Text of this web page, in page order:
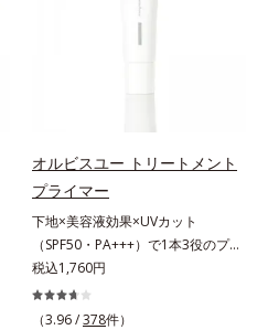
ア後にこれひとつでライトメイク効
出かけする時など、しっかりメイク
は負担に感じる日におすすめです。
オルビスユー トリートメント
プライマー
下地×美容液効果×UVカット
（SPF50・PA+++）で1本3役のプラ
イマー。凹凸をつるんとなめらかに
(*1)整え、化粧ノリUPの高機能化粧
下地。“塗るたび高まる、素肌の美
税込1,760円
（3.96 /378件）